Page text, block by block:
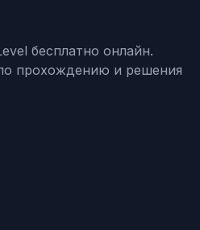
бесплатно онлайн.
прохождению и решения